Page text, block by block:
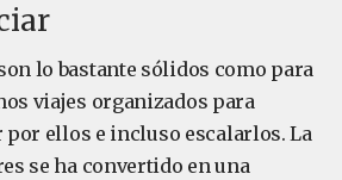
lo bastante sólidos como para
viajes organizados para
ellos e incluso escalarlos. La
se ha convertido en una